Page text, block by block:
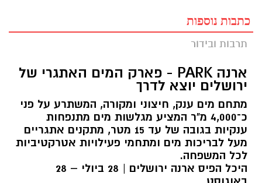
כתבות נוספות
תרבות ובידור
ארנה PARK - פארק המים האתגרי של
ירושלים יוצא לדרך
מתחם מים ענק, חיצוני ומקורה, המשתרע על פני
כ־4,000 מ"ר המציע מגלשות מים מתנפחות
ענקיות בגובה של עד 15 מטר, מתקנים אתגריים
מעל לבריכות מים ומתחמי פעילויות אטרקטיביות
לכל המשפחה.
היכל הפיס ארנה ירושלים | 28 ביולי – 28